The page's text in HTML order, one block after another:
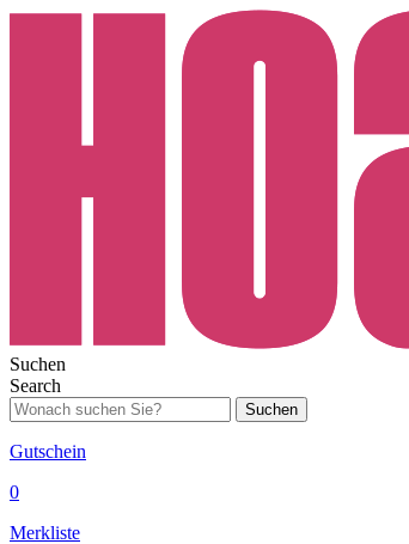
Suchen
Search
Suchen
Gutschein
0
Merkliste